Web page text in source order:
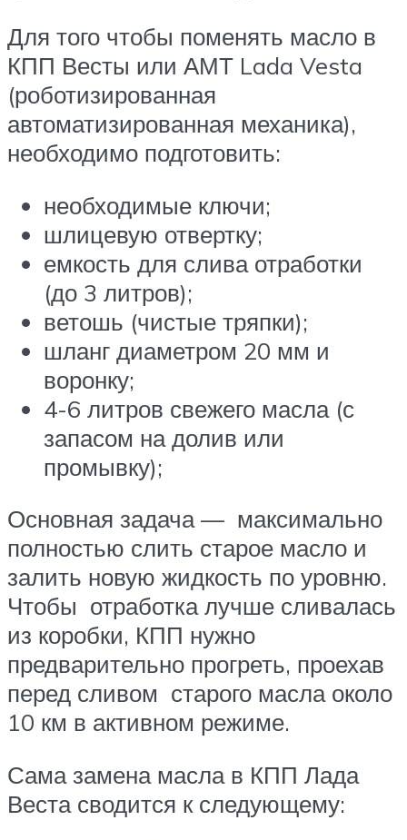
Для того чтобы поменять масло в
КПП Весты или АМТ Lada Vesta
(роботизированная
автоматизированная механика),
необходимо подготовить:
необходимые ключи;
шлицевую отвертку;
емкость для слива отработки
(до 3 литров);
ветошь (чистые тряпки);
шланг диаметром 20 мм и
воронку;
4-6 литров свежего масла (с
запасом на долив или
промывку);
Основная задача — максимально
полностью слить старое масло и
залить новую жидкость по уровню.
Чтобы отработка лучше сливалась
из коробки, КПП нужно
предварительно прогреть, проехав
перед сливом старого масла около
10 км в активном режиме.
Сама замена масла в КПП Лада
Веста сводится к следующему: